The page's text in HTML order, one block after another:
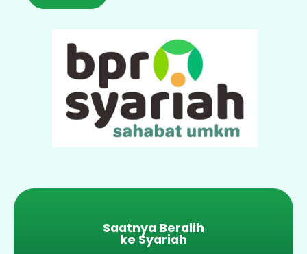
Saatnya Beralih
ke Syariah